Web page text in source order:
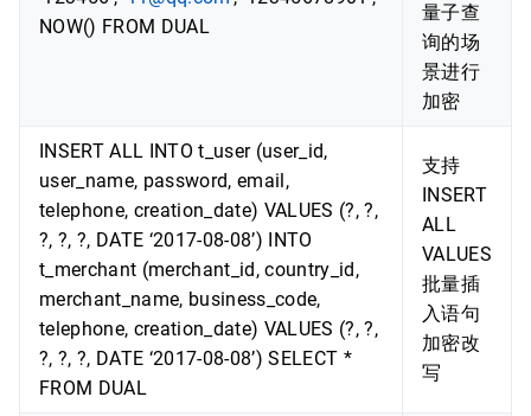
NOW() FROM DUAL
量子查
询的场
景进行
加密
INSERT ALL INTO t_user (user_id,
user_name, password, email,
telephone, creation_date) VALUES (?, ?,
?, ?, ?, DATE ‘2017-08-08’) INTO
t_merchant (merchant_id, country_id,
merchant_name, business_code,
telephone, creation_date) VALUES (?, ?,
?, ?, ?, DATE ‘2017-08-08’) SELECT *
FROM DUAL
支持
INSERT
ALL
VALUES
批量插
入语句
加密改
写